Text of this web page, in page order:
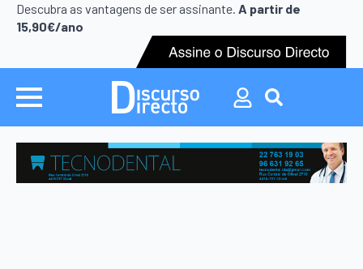
Descubra as vantagens de ser assinante. A partir de
15,90€/ano
Search
for:
Search